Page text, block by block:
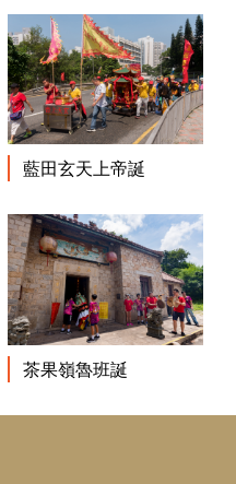
藍田玄天上帝誕
茶果嶺魯班誕